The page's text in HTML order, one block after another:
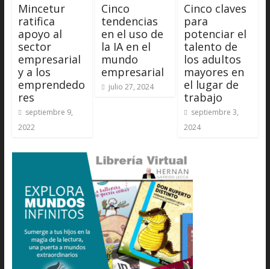
Mincetur
ratifica
apoyo al
sector
empresarial
y a los
emprendedo
res
septiembre 9,
2022
Cinco
tendencias
en el uso de
la IA en el
mundo
empresarial
julio 27, 2024
Cinco claves
para
potenciar el
talento de
los adultos
mayores en
el lugar de
trabajo
septiembre 3,
2024